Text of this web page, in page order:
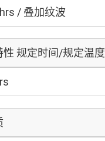
/ 叠加纹波
性 规定时间/规定温度